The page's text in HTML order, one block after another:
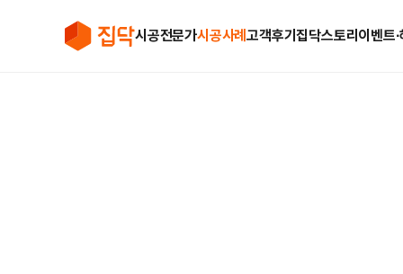
시공전문가시공사례고객후기집닥스토리 이벤트